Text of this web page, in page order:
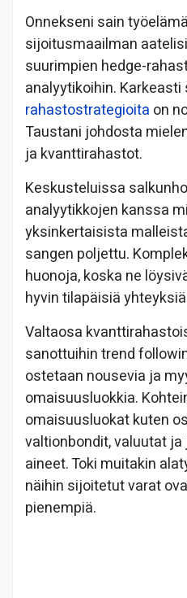
Onnekseni sain
sijoitusmaailman
suurimpien hedge-
analyytikoihin.
rahastostrategioita on
Taustani johdosta
ja kvanttirahastot.
Keskusteluissa
analyytikkojen kanssa
yksinkertaisista
sangen poljettu.
huonoja, koska ne
hyvin tilapäisiä
Valtaosa
sanottuihin trend
ostetaan nousevia ja
omaisuusluokkia.
omaisuusluokat kuten
valtionbondit, valuutat
aineet. Toki muitakin
näihin sijoitetut varat
pienempiä.